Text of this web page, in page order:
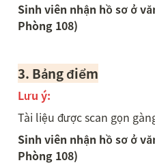
Sinh viên nhận hồ sơ ở
Phòng 108)
3. Bảng điểm
Lưu ý:
Tài liệu được scan gọn
Sinh viên nhận hồ sơ ở
Phòng 108)